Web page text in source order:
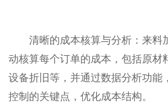
清晰的成本核算与分析：来料
动核算每个订单的成本，包括原材
设备折旧等，并通过数据分析功能
控制的关键点，优化成本结构。